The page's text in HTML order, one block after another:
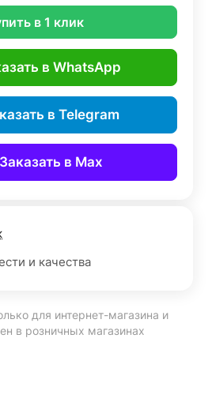
в 1 клик
в WhatsApp
в Telegram
Заказать в Max
и качества
для интернет-магазина и
в розничных магазинах